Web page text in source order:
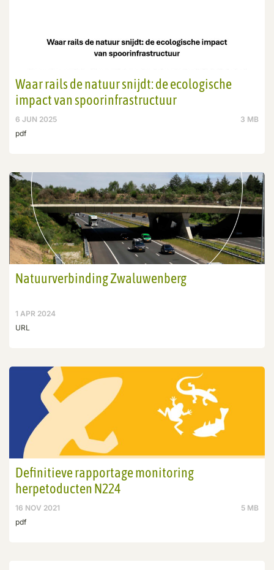
Waar rails de natuur snijdt: de ecologische
impact van spoorinfrastructuur
6 JUN 2025
3 MB
pdf
Natuurverbinding Zwaluwenberg
1 APR 2024
URL
Definitieve rapportage monitoring
herpetoducten N224
16 NOV 2021
5 MB
pdf